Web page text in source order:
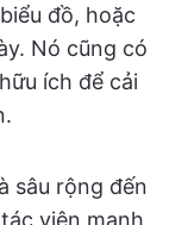
đồ, hoặc
Nó cũng có
ích để cải
sâu rộng đến
viên mạnh